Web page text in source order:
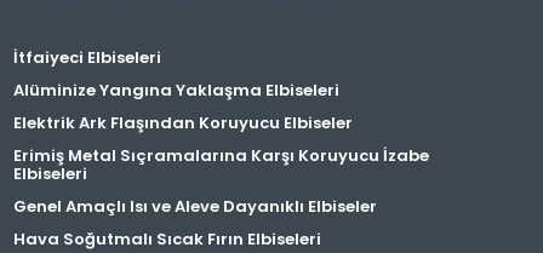
İtfaiyeci Elbiseleri
Alüminize Yangına Yaklaşma Elbiseleri
Elektrik Ark Flaşından Koruyucu Elbiseler
Erimiş Metal Sıçramalarına Karşı Koruyucu İzabe
Elbiseleri
Genel Amaçlı Isı ve Aleve Dayanıklı Elbiseler
Hava Soğutmalı Sıcak Fırın Elbiseleri